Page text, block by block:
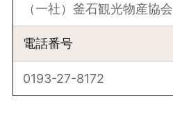
（一社）釜石観光物産協会
電話番号
0193-27-8172